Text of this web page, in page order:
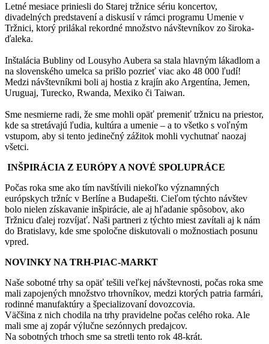
Letné mesiace priniesli do Starej tržnice sériu koncertov,
divadelných predstavení a diskusií v rámci programu Umenie v
Tržnici, ktorý prilákal rekordné množstvo návštevníkov zo široka-
ďaleka.
Inštalácia Bubliny od Lousyho Aubera sa stala hlavným lákadlom a
na slovenského umelca sa prišlo pozrieť viac ako 48 000 ľudí!
Medzi návštevníkmi boli aj hostia z krajín ako Argentína, Jemen,
Uruguaj, Turecko, Rwanda, Mexiko či Taiwan.
Sme nesmierne radi, že sme mohli opäť premeniť tržnicu na priestor,
kde sa stretávajú ľudia, kultúra a umenie – a to všetko s voľným
vstupom, aby si tento jedinečný zážitok mohli vychutnať naozaj
všetci.
INŠPIRÁCIA Z EURÓPY A NOVÉ SPOLUPRÁCE
Počas roka sme ako tím navštívili niekoľko významných
európskych tržníc v Berlíne a Budapešti. Cieľom týchto návštev
bolo nielen získavanie inšpirácie, ale aj hľadanie spôsobov, ako
Tržnicu ďalej rozvíjať. Naši partneri z týchto miest zavítali aj k nám
do Bratislavy, kde sme spoločne diskutovali o možnostiach posunu
vpred.
NOVINKY NA TRH-PIAC-MARKT
Naše sobotné trhy sa opäť tešili veľkej návštevnosti, počas roka sme
mali zapojených množstvo trhovníkov, medzi ktorých patria farmári,
rodinné manufaktúry a špecializovaní dovozcovia.
Väčšina z nich chodila na trhy pravidelne počas celého roka. Ale
mali sme aj zopár výlučne sezónnych predajcov.
Na sobotných trhoch sme sa stretli tento rok 48-krát.